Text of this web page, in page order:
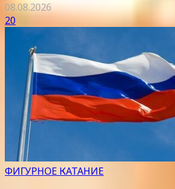
08.08.2026
20
ФИГУРНОЕ КАТАНИЕ